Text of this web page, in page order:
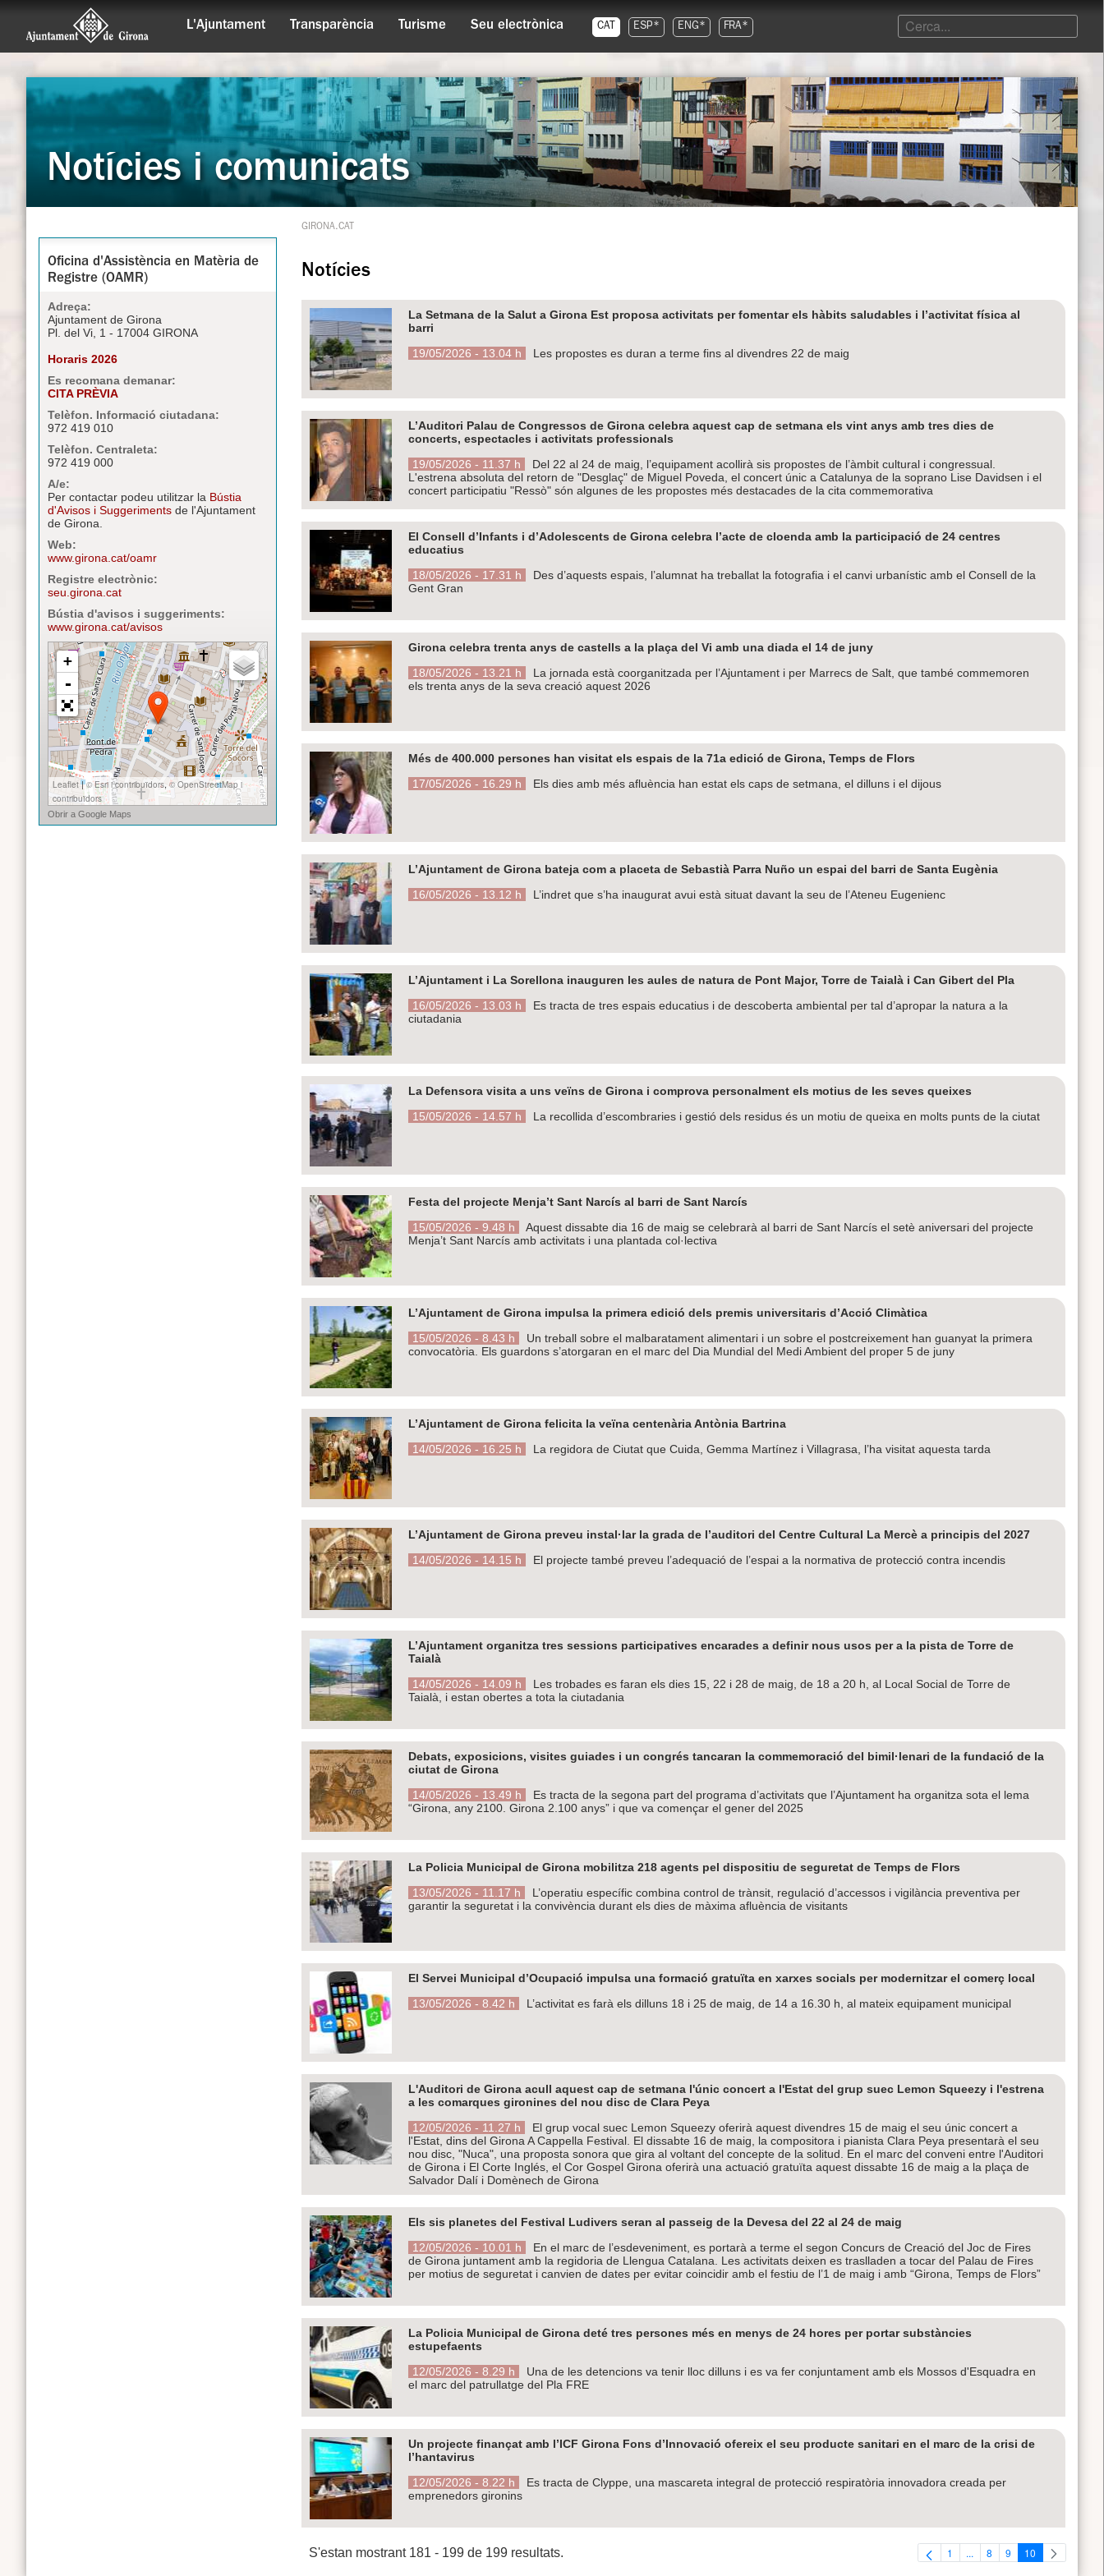
L'Ajuntament Transparència Turisme Seu electrònica CAT ESP* ENG* FRA*
Notícies i comunicats
Oficina d'Assistència en Matèria de
Registre (OAMR)
Adreça:
Ajuntament de Girona
Pl. del Vi, 1 - 17004 GIRONA
Horaris 2026
Es recomana demanar:
CITA PRÈVIA
Telèfon. Informació ciutadana:
972 419 010
Telèfon. Centraleta:
972 419 000
A/e:
Per contactar podeu utilitzar la Bústia
d'Avisos i Suggeriments de l'Ajuntament
de Girona.
Web:
www.girona.cat/oamr
Registre electrònic:
seu.girona.cat
Bústia d'avisos i suggeriments:
www.girona.cat/avisos
GIRONA.CAT
Notícies
La Setmana de la Salut a Girona Est proposa activitats per fomentar els hàbits saludables i l’activitat física al
barri
19/05/2026 - 13.04 h
Les propostes es duran a terme fins al divendres 22 de maig
L’Auditori Palau de Congressos de Girona celebra aquest cap de setmana els vint anys amb tres dies de
concerts, espectacles i activitats professionals
19/05/2026 - 11.37 h
Del 22 al 24 de maig, l’equipament acollirà sis propostes de l’àmbit cultural i congressual.
L'estrena absoluta del retorn de "Desglaç" de Miguel Poveda, el concert únic a Catalunya de la soprano Lise Davidsen i el
concert participatiu "Ressò" són algunes de les propostes més destacades de la cita commemorativa
El Consell d’Infants i d’Adolescents de Girona celebra l’acte de cloenda amb la participació de 24 centres
educatius
18/05/2026 - 17.31 h
Des d’aquests espais, l’alumnat ha treballat la fotografia i el canvi urbanístic amb el Consell de la
Gent Gran
Girona celebra trenta anys de castells a la plaça del Vi amb una diada el 14 de juny
18/05/2026 - 13.21 h
La jornada està coorganitzada per l’Ajuntament i per Marrecs de Salt, que també commemoren
els trenta anys de la seva creació aquest 2026
Més de 400.000 persones han visitat els espais de la 71a edició de Girona, Temps de Flors
17/05/2026 - 16.29 h
Els dies amb més afluència han estat els caps de setmana, el dilluns i el dijous
L’Ajuntament de Girona bateja com a placeta de Sebastià Parra Nuño un espai del barri de Santa Eugènia
16/05/2026 - 13.12 h
L’indret que s’ha inaugurat avui està situat davant la seu de l’Ateneu Eugenienc
L’Ajuntament i La Sorellona inauguren les aules de natura de Pont Major, Torre de Taialà i Can Gibert del Pla
16/05/2026 - 13.03 h
Es tracta de tres espais educatius i de descoberta ambiental per tal d’apropar la natura a la
ciutadania
La Defensora visita a uns veïns de Girona i comprova personalment els motius de les seves queixes
15/05/2026 - 14.57 h
La recollida d’escombraries i gestió dels residus és un motiu de queixa en molts punts de la ciutat
Festa del projecte Menja’t Sant Narcís al barri de Sant Narcís
15/05/2026 - 9.48 h
Aquest dissabte dia 16 de maig se celebrarà al barri de Sant Narcís el setè aniversari del projecte
Menja’t Sant Narcís amb activitats i una plantada col·lectiva
L’Ajuntament de Girona impulsa la primera edició dels premis universitaris d’Acció Climàtica
15/05/2026 - 8.43 h
Un treball sobre el malbaratament alimentari i un sobre el postcreixement han guanyat la primera
convocatòria. Els guardons s’atorgaran en el marc del Dia Mundial del Medi Ambient del proper 5 de juny
L’Ajuntament de Girona felicita la veïna centenària Antònia Bartrina
14/05/2026 - 16.25 h
La regidora de Ciutat que Cuida, Gemma Martínez i Villagrasa, l’ha visitat aquesta tarda
L’Ajuntament de Girona preveu instal·lar la grada de l’auditori del Centre Cultural La Mercè a principis del 2027
14/05/2026 - 14.15 h
El projecte també preveu l’adequació de l’espai a la normativa de protecció contra incendis
L’Ajuntament organitza tres sessions participatives encarades a definir nous usos per a la pista de Torre de
Taialà
14/05/2026 - 14.09 h
Les trobades es faran els dies 15, 22 i 28 de maig, de 18 a 20 h, al Local Social de Torre de
Taialà, i estan obertes a tota la ciutadania
Debats, exposicions, visites guiades i un congrés tancaran la commemoració del bimil·lenari de la fundació de la
ciutat de Girona
14/05/2026 - 13.49 h
Es tracta de la segona part del programa d’activitats que l’Ajuntament ha organitza sota el lema
“Girona, any 2100. Girona 2.100 anys” i que va començar el gener del 2025
La Policia Municipal de Girona mobilitza 218 agents pel dispositiu de seguretat de Temps de Flors
13/05/2026 - 11.17 h
L’operatiu específic combina control de trànsit, regulació d’accessos i vigilància preventiva per
garantir la seguretat i la convivència durant els dies de màxima afluència de visitants
El Servei Municipal d’Ocupació impulsa una formació gratuïta en xarxes socials per modernitzar el comerç local
13/05/2026 - 8.42 h
L’activitat es farà els dilluns 18 i 25 de maig, de 14 a 16.30 h, al mateix equipament municipal
L'Auditori de Girona acull aquest cap de setmana l'únic concert a l'Estat del grup suec Lemon Squeezy i l'estrena
a les comarques gironines del nou disc de Clara Peya
12/05/2026 - 11.27 h
El grup vocal suec Lemon Squeezy oferirà aquest divendres 15 de maig el seu únic concert a
l'Estat, dins del Girona A Cappella Festival. El dissabte 16 de maig, la compositora i pianista Clara Peya presentarà el seu
nou disc, "Nuca", una proposta sonora que gira al voltant del concepte de la solitud. En el marc del conveni entre l'Auditori
de Girona i El Corte Inglés, el Cor Gospel Girona oferirà una actuació gratuïta aquest dissabte 16 de maig a la plaça de
Salvador Dalí i Domènech de Girona
Els sis planetes del Festival Ludivers seran al passeig de la Devesa del 22 al 24 de maig
12/05/2026 - 10.01 h
En el marc de l’esdeveniment, es portarà a terme el segon Concurs de Creació del Joc de Fires
de Girona juntament amb la regidoria de Llengua Catalana. Les activitats deixen es traslladen a tocar del Palau de Fires
per motius de seguretat i canvien de dates per evitar coincidir amb el festiu de l’1 de maig i amb “Girona, Temps de Flors”
La Policia Municipal de Girona deté tres persones més en menys de 24 hores per portar substàncies
estupefaents
12/05/2026 - 8.29 h
Una de les detencions va tenir lloc dilluns i es va fer conjuntament amb els Mossos d'Esquadra en
el marc del patrullatge del Pla FRE
Un projecte finançat amb l’ICF Girona Fons d’Innovació ofereix el seu producte sanitari en el marc de la crisi de
l’hantavirus
12/05/2026 - 8.22 h
Es tracta de Clyppe, una mascareta integral de protecció respiratòria innovadora creada per
emprenedors gironins
S'estan mostrant 181 - 199 de 199 resultats. Pàgina
1 ...Pàgines intermèdies Utilitzeu
Pàgina
8 Pàgina
9 Pàgina
10